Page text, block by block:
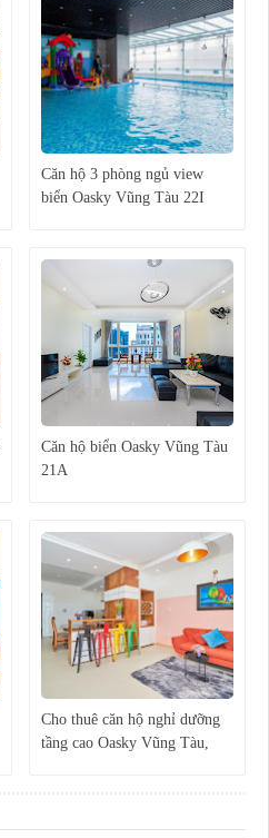
Căn hộ 3 phòng ngủ view
biển Oasky Vũng Tàu 22I
Căn hộ biển Oasky Vũng Tàu
21A
Cho thuê căn hộ nghỉ dưỡng
tầng cao Oasky Vũng Tàu,